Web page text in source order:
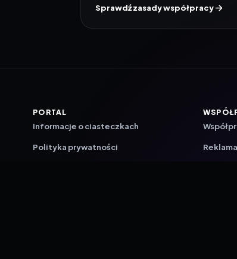
Sprawdź zasady współpracy
PORTAL
Informacje o ciasteczkach
Polityka prywatności Reklama